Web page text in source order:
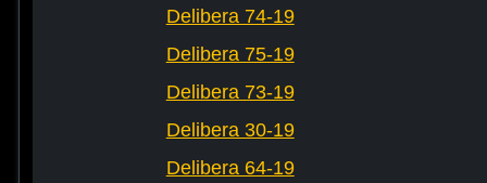
Delibera 74-19
Delibera 75-19
Delibera 73-19
Delibera 30-19
Delibera 64-19